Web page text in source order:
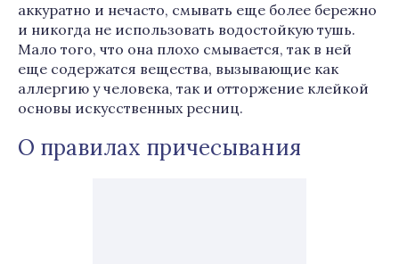
аккуратно и нечасто, смывать еще более бережно
и никогда не использовать водостойкую тушь.
Мало того, что она плохо смывается, так в ней
еще содержатся вещества, вызывающие как
аллергию у человека, так и отторжение клейкой
основы искусственных ресниц.
О правилах причесывания